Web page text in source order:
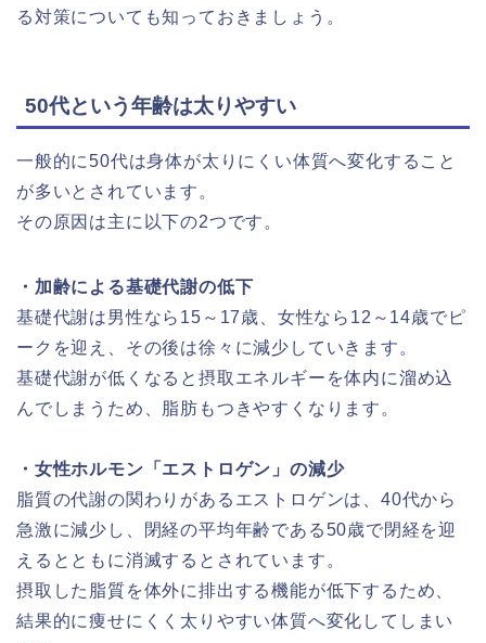
る対策についても知っておきましょう。
50代という年齢は太りやすい
一般的に50代は身体が太りにくい体質へ変化すること
が多いとされています。
その原因は主に以下の2つです。
・加齢による基礎代謝の低下
基礎代謝は男性なら15～17歳、女性なら12～14歳でピ
ークを迎え、その後は徐々に減少していきます。
基礎代謝が低くなると摂取エネルギーを体内に溜め込
んでしまうため、脂肪もつきやすくなります。
・女性ホルモン「エストロゲン」の減少
脂質の代謝の関わりがあるエストロゲンは、40代から
急激に減少し、閉経の平均年齢である50歳で閉経を迎
えるとともに消滅するとされています。
摂取した脂質を体外に排出する機能が低下するため、
結果的に痩せにくく太りやすい体質へ変化してしまい